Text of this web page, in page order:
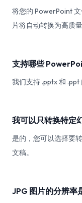
将您的 PowerPoint
片将自动转换为高质
支持哪些
我们支持 .pptx 和 .ppt
我可以只转换特定
是的，您可以选择要
文稿。
JPG 图片的分辨率